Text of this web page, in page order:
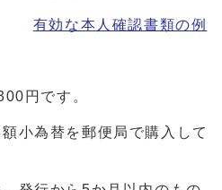
し 有効な本人確認書類の例
円です。
小為替を郵便局で購入して